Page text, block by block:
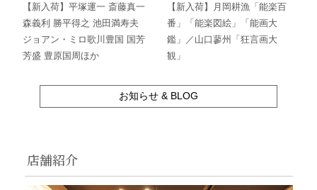
【新入荷】平塚運一 斎藤真一
森義利 勝平得之 池田満寿夫
ジョアン・ミロ歌川豊国 国芳
芳盛 豊原国周ほか
【新入荷】月岡耕漁「能楽百
番」「能楽図絵」「能画大
鑑」／山口蓼州「狂言画大
観」
お知らせ & BLOG
店舗紹介